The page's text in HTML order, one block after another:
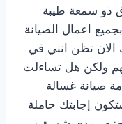
ذو سمعة طيبة
اعمال الصيانة
الان تظن انني في
ولكن هل تساءلت
صيانة غسالة
بالطبع ستكون إجابتك حاملة